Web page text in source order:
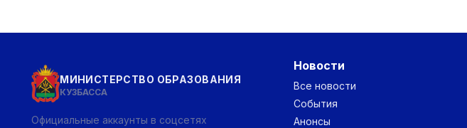
МИНИСТЕРСТВО ОБРАЗОВАНИЯ
КУЗБАССА
Официальные аккаунты в соцсетях
Новости
Все новости
События
Анонсы